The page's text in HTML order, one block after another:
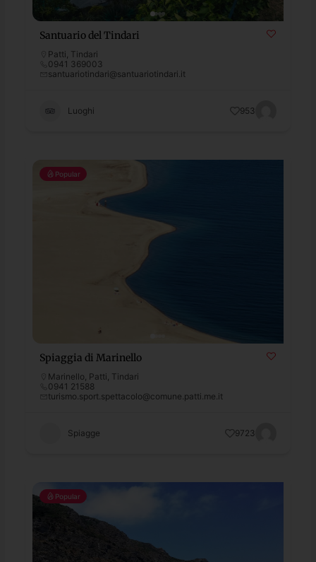
Santuario del Tindari
Patti Tindari
0941 369003
santuariotindari@santuariotindari.it
Luoghi 953
Popular
Spiaggia di Marinello
Marinello Patti Tindari
0941 21588
turismo.sport.spettacolo@comune.patti.me.it
Spiagge 9723
Popular